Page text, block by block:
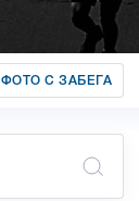
ФОТО С ЗАБЕГА